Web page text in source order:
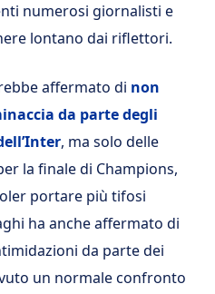
numerosi giornalisti e
lontano dai riflettori.
affermato di non
da parte degli
, ma solo delle
la finale di Champions,
portare più tifosi
ha anche affermato di
da parte dei
un normale confronto